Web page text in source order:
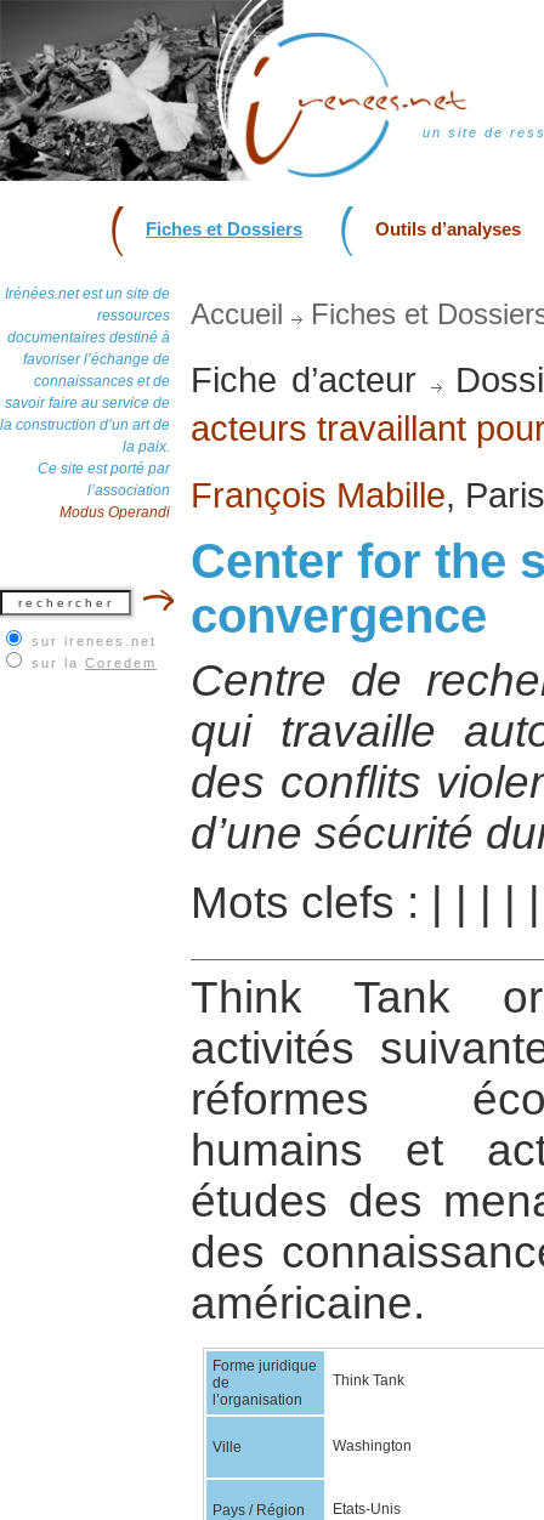
un site de
Fiches et Dossiers Outils d’analyses
Irénées.net est un site de
ressources
documentaires destiné à
favoriser l’échange de
connaissances et de
savoir faire au service de
la construction d’un art de
la paix.
Ce site est porté par
l’association
Modus Operandi
sur irenees.net
sur la Coredem
Accueil Fiches et
Fiche d’acteur
acteurs travaillant
François Mabille,
Center for the
convergence
Centre de
qui travaille
des conflits
d’une sécurité
Mots clefs :
Think Tank
activités
réformes
humains et
études des
des
américaine.
Forme juridique
de
l’organisation
Think Tank
Ville Washington
Pays / Région Etats-Unis